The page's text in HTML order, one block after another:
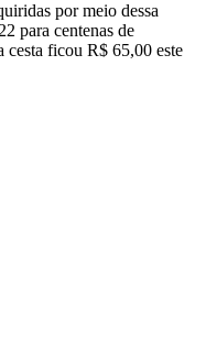
por meio dessa
para centenas de
cesta ficou R$ 65,00 este